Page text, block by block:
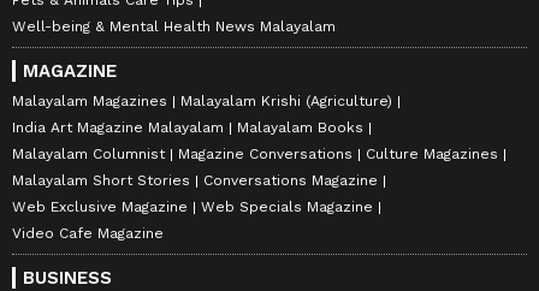
Well-being & Mental Health News Malayalam
MAGAZINE
Malayalam Magazines
Malayalam Krishi (Agriculture)
India Art Magazine Malayalam
Malayalam Books
Malayalam Columnist
Magazine Conversations
Culture Magazines
Malayalam Short Stories
Conversations Magazine
Web Exclusive Magazine
Web Specials Magazine
Video Cafe Magazine
BUSINESS